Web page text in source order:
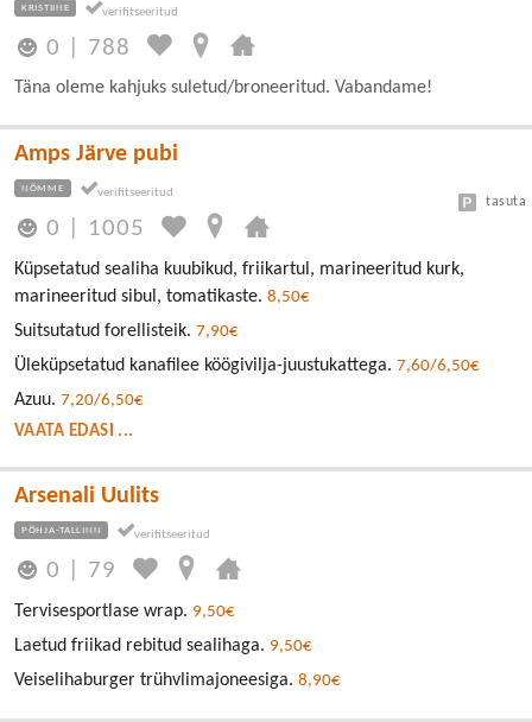
KRISTIINE
0 788
Täna oleme kahjuks suletud/broneeritud. Vabandame!
Amps Järve pubi
NÕMME
0 1005
tasuta
Küpsetatud sealiha kuubikud, friikartul, marineeritud kurk,
marineeritud sibul, tomatikaste. 8,50€
Suitsutatud forellisteik. 7,90€
Üleküpsetatud kanafilee köögivilja-juustukattega. 7,60/6,50€
Azuu. 7,20/6,50€
VAATA EDASI ...
Arsenali Uulits
PÕHJA-TALLINN
0 79
Tervisesportlase wrap. 9,50€
Laetud friikad rebitud sealihaga. 9,50€
Veiselihaburger trühvlimajoneesiga. 8,90€